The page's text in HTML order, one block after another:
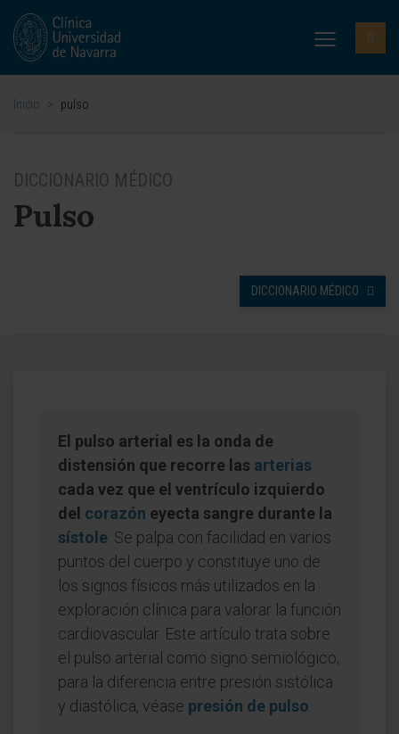
Inicio > pulso
DICCIONARIO MÉDICO
Pulso
DICCIONARIO MÉDICO
El pulso arterial es la onda de
distensión que recorre las arterias
cada vez que el ventrículo izquierdo
del corazón eyecta sangre durante la
sístole . Se palpa con facilidad en varios
puntos del cuerpo y constituye uno de
los signos físicos más utilizados en la
exploración clínica para valorar la función
cardiovascular. Este artículo trata sobre
el pulso arterial como signo semiológico;
para la diferencia entre presión sistólica
y diastólica, véase presión de pulso